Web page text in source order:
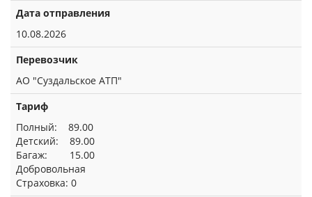
Дата отправления
10.08.2026
Перевозчик
АО "Суздальское АТП"
Тариф
Полный: 89.00
Детский: 89.00
Багаж: 15.00
Добровольная
Страховка: 0